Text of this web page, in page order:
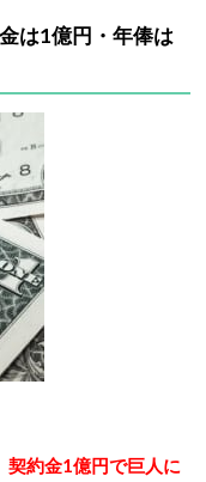
は1億円・年俸は
契約金1億円で巨人に